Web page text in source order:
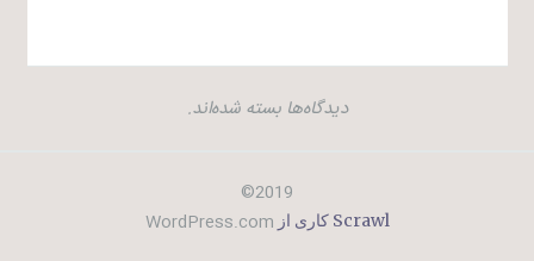
دیدگاه‌ها بسته شده‌اند.
2019©
Scrawl کاری از WordPress.com